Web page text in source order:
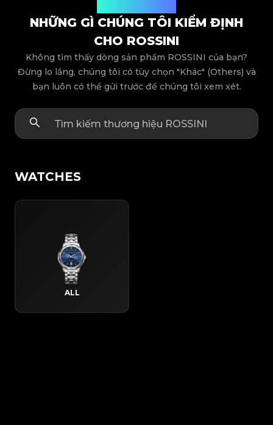
NHỮNG GÌ CHÚNG TÔI KIỂM ĐỊNH
CHO ROSSINI
Không tìm thấy dòng sản phẩm ROSSINI của bạn?
Đừng lo lắng, chúng tôi có tùy chọn "Khác" (Others) và
bạn luôn có thể gửi trước để chúng tôi xem xét.
WATCHES
ALL